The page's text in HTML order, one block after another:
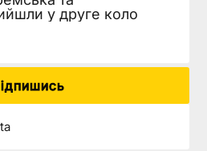
у друге коло